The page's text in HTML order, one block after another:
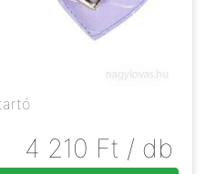
4 210 Ft / db